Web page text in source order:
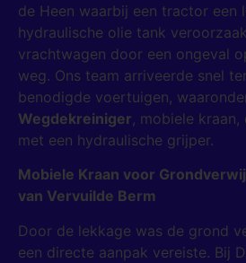
de Heen waarbij een tractor een
hydraulische olie tank
vrachtwagen door een ongeval
weg. Ons team arriveerde snel
benodigde voertuigen,
Wegdekreiniger, mobiele
met een hydraulische grijper.
Mobiele Kraan voor
van Vervuilde Berm
Door de lekkage was de grond
een directe aanpak vereiste. Bij